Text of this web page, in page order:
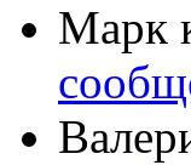
Марк